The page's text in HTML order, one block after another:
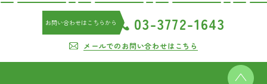
お問い合わせはこちらから 03-3772-1643
メールでのお問い合わせはこちら